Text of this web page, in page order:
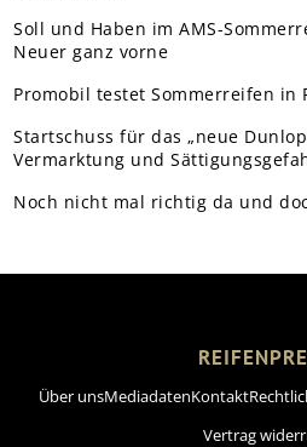
Soll und Haben im AMS-
Neuer ganz vorne
Promobil testet Sommerreifen in
Startschuss für das „neue
Vermarktung und
Noch nicht mal richtig da und
Über unsMediadatenKontakt
Vertrag